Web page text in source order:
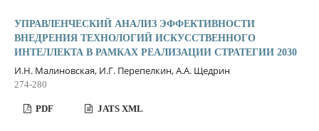
УПРАВЛЕНЧЕСКИЙ АНАЛИЗ ЭФФЕКТИВНОСТИ
ВНЕДРЕНИЯ ТЕХНОЛОГИЙ ИСКУССТВЕННОГО
ИНТЕЛЛЕКТА В РАМКАХ РЕАЛИЗАЦИИ СТРАТЕГИИ 2030
И.Н. Малиновская, И.Г. Перепелкин, А.А. Щедрин
274-280
PDF JATS XML